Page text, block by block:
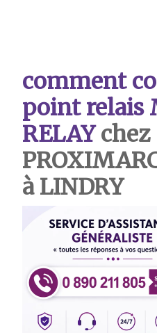
comment
point relais
RELAYchez
à LINDRY